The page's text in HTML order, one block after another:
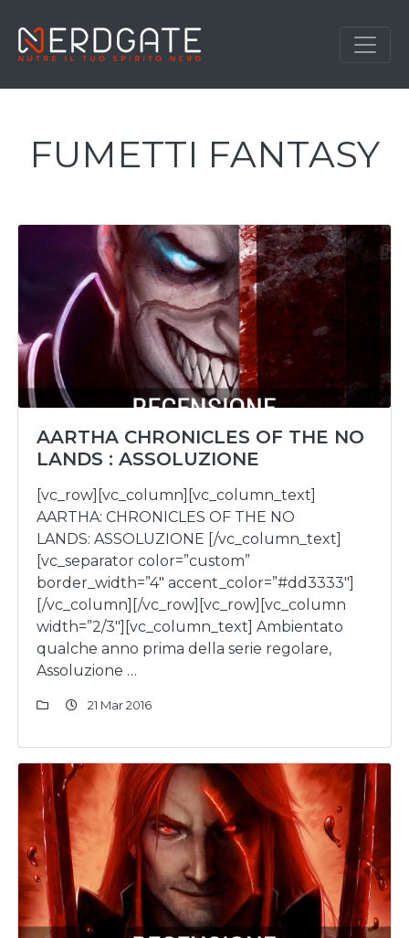
FUMETTI FANTASY
AARTHA CHRONICLES OF THE NO
LANDS : ASSOLUZIONE
[vc_row][vc_column][vc_column_text]
AARTHA: CHRONICLES OF THE NO
LANDS: ASSOLUZIONE [/vc_column_text]
[vc_separator color=”custom”
border_width=”4″ accent_color=”#dd3333″]
[/vc_column][/vc_row][vc_row][vc_column
width=”2/3″][vc_column_text] Ambientato
qualche anno prima della serie regolare,
Assoluzione …
21 Mar 2016